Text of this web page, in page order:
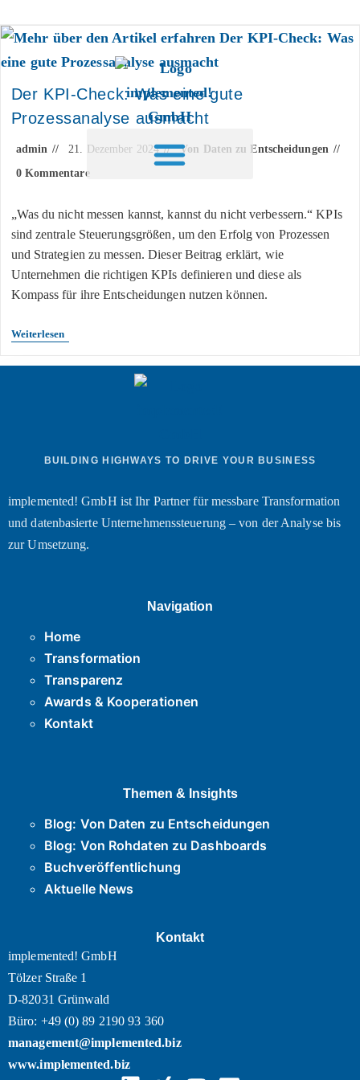
springen
Der KPI-Check: Was eine gute
Prozessanalyse ausmacht
admin 21. Dezember 2024
Von Daten zu Entscheidungen
0 Kommentare
„Was du nicht messen kannst, kannst du nicht verbessern.“ KPIs
sind zentrale Steuerungsgrößen, um den Erfolg von Prozessen
und Strategien zu messen. Dieser Beitrag erklärt, wie
Unternehmen die richtigen KPIs definieren und diese als
Kompass für ihre Entscheidungen nutzen können.
Weiterlesen
BUILDING HIGHWAYS TO DRIVE YOUR BUSINESS
implemented! GmbH ist Ihr Partner für messbare Transformation
und datenbasierte Unternehmenssteuerung – von der Analyse bis
zur Umsetzung.
Navigation
Home
Transformation
Transparenz
Awards & Kooperationen
Kontakt
Themen & Insights
Blog: Von Daten zu Entscheidungen
Blog: Von Rohdaten zu Dashboards
Buchveröffentlichung
Aktuelle News
Kontakt
implemented! GmbH
Tölzer Straße 1
D-82031 Grünwald
Büro: +49 (0) 89 2190 93 360
management@implemented.biz
www.implemented.biz